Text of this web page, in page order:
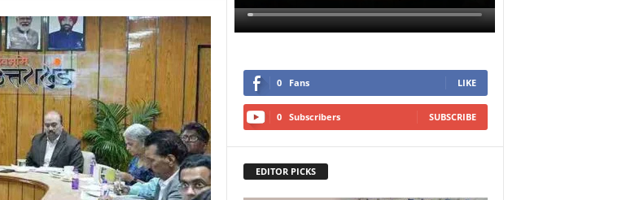
0 Fans LIKE
0 Subscribers SUBSCRIBE
EDITOR PICKS